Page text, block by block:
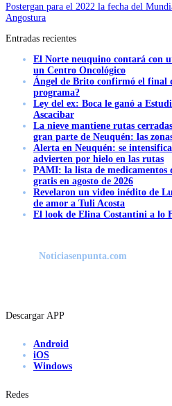
Postergan para el 2022 la fecha del
Angostura
Entradas recientes
El Norte neuquino contará con
un Centro Oncológico
Ángel de Brito confirmó el final
programa?
Ley del ex: Boca le ganó a
Ascacibar
La nieve mantiene rutas
gran parte de Neuquén: las
Alerta en Neuquén: se
advierten por hielo en las rutas
PAMI: la lista de medicamentos
gratis en agosto de 2026
Revelaron un video inédito de
de amor a Tuli Acosta
El look de Elina Costantini a lo
Noticiasenpunta.com
Descargar APP
Android
iOS
Windows
Redes